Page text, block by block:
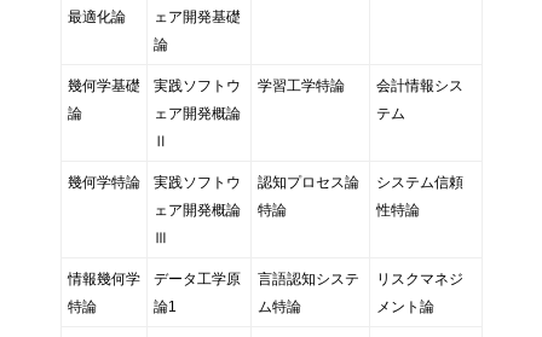
最適化論
ェア開発基礎
論
幾何学基礎
論
実践ソフトウ
ェア開発概論
Ⅱ
学習工学特論
会計情報シス
テム
幾何学特論
実践ソフトウ
ェア開発概論
Ⅲ
認知プロセス論
特論
システム信頼
性特論
情報幾何学
特論
データ工学原
論1
言語認知システ
ム特論
リスクマネジ
メント論